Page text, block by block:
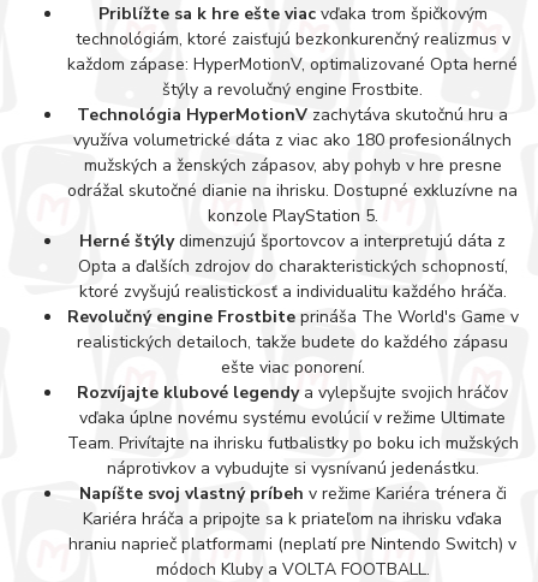
Priblížte sa k hre ešte viacvďaka trom špičkovým
technológiám, ktoré zaisťujú bezkonkurenčný realizmus v
každom zápase: HyperMotionV, optimalizované Opta herné
štýly a revolučný engine Frostbite.
Technológia HyperMotionV zachytáva skutočnú hru a
využíva volumetrické dáta z viac ako 180 profesionálnych
mužských a ženských zápasov, aby pohyb v hre presne
odrážal skutočné dianie na ihrisku. Dostupné exkluzívne na
konzole PlayStation 5.
Herné štýlydimenzujú športovcov a interpretujú dáta z
Opta a ďalších zdrojov do charakteristických schopností,
ktoré zvyšujú realistickosť a individualitu každého hráča.
Revolučný engine Frostbiteprináša The World's Game v
realistických detailoch, takže budete do každého zápasu
ešte viac ponorení.
Rozvíjajte klubové legendya vylepšujte svojich hráčov
vďaka úplne novému systému evolúcií v režime Ultimate
Team. Privítajte na ihrisku futbalistky po boku ich mužských
náprotivkov a vybudujte si vysnívanú jedenástku.
Napíšte svoj vlastný príbeh v režime Kariéra trénera či
Kariéra hráča a pripojte sa k priateľom na ihrisku vďaka
hraniu naprieč platformami (neplatí pre Nintendo Switch) v
módoch Kluby a VOLTA FOOTBALL.